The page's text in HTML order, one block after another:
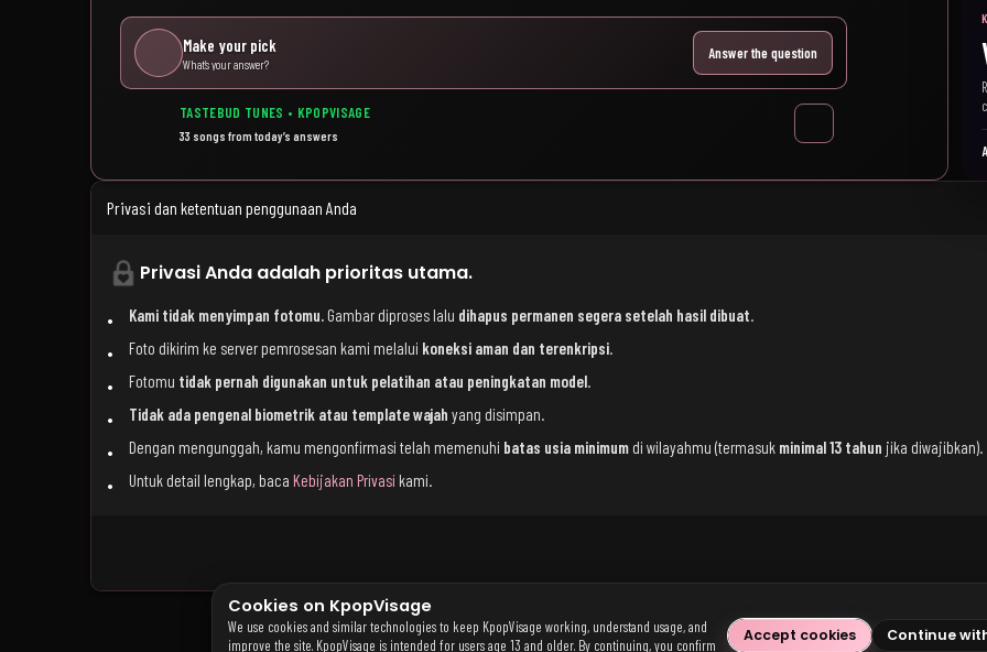
Make your pick
What’s your answer?
Answer the question
TASTEBUD TUNES • KPOPVISAGE
33 songs from today’s answers
Privasi dan ketentuan penggunaan Anda
Privasi Anda adalah prioritas utama.
Kami tidak menyimpan fotomu.Gambar diproses lalu dihapus permanen segera setelah hasil dibuat.
Foto dikirim ke server pemrosesan kami melalui koneksi aman dan terenkripsi.
Fotomu tidak pernah digunakan untuk pelatihan atau peningkatan model.
Tidak ada pengenal biometrik atau template wajah yang disimpan.
Dengan mengunggah, kamu mengonfirmasi telah memenuhi batas usia minimumdi wilayahmu (termasuk minimal 13 tahun jika diwajibkan).
Untuk detail lengkap, baca Kebijakan Privasi kami.
Cookies on KpopVisage
We use cookies and similar technologies to keep KpopVisage working, understand usage, and
improve the site. KpopVisage is intended for users age 13 and older. By continuing, you confirm
Accept cookies Continue